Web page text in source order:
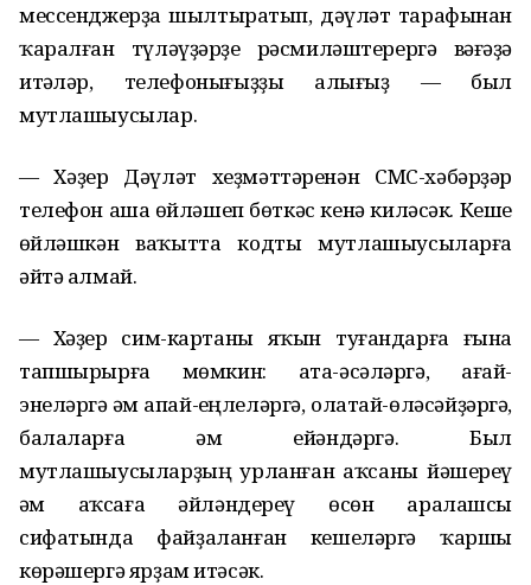
мессенджерҙа шылтыратып, дәүләт тарафынан
ҡаралған түләүҙәрҙе рәсмиләштерергә вәғәҙә
итһәләр, телефонығыҙҙы һалығыҙ — был
мутлашыусылар.
— Хәҙер Дәүләт хеҙмәттәренән СМС-хәбәрҙәр
телефон аша һөйләшеп бөткәс кенә киләсәк. Кеше
һөйләшкән ваҡытта кодты мутлашыусыларға
әйтә алмай.
— Хәҙер сим-картаны яҡын туғандарға ғына
тапшырырға мөмкин: ата-әсәләргә, ағай-
энеләргә һәм апай-һеңлеләргә, олатай-өләсәйҙәргә,
балаларға һәм ейәндәргә. Был
мутлашыусыларҙың урланған аҡсаны йәшереү
һәм аҡсаға әйләндереү өсөн аралашсы
сифатында файҙаланған кешеләргә ҡаршы
көрәшергә ярҙам итәсәк.